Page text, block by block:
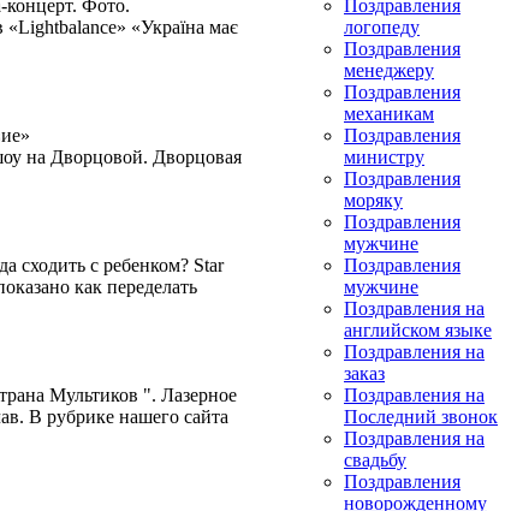
концерт. Фото.
«Україна має
на Дворцовой. Дворцовая
сходить с ребенком? Star
как переделать
Мультиков ". Лазерное
В рубрике нашего сайта
Поздравления
логопеду
Поздравления
менеджеру
Поздравления
механикам
Поздравления
министру
Поздравления
моряку
Поздравления
мужчине
Поздравления
мужчине
Поздравления на
английском языке
Поздравления на
заказ
Поздравления на
Последний звонок
Поздравления на
свадьбу
Поздравления
новорожденному